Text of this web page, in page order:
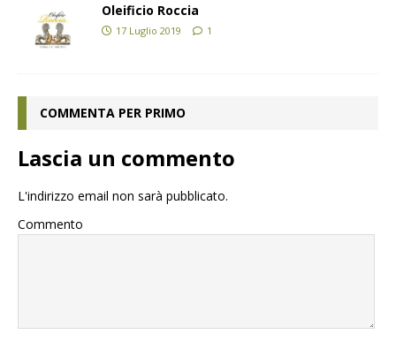
Oleificio Roccia
17 Luglio 2019 1
COMMENTA PER PRIMO
Lascia un commento
L'indirizzo email non sarà pubblicato.
Commento